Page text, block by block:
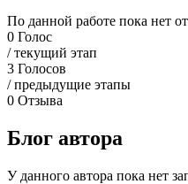
По данной работе пока нет
0 Голос
/ текущий этап
3 Голосов
/ предыдущие этапы
0 Отзыва
Блог автора
У данного автора пока нет